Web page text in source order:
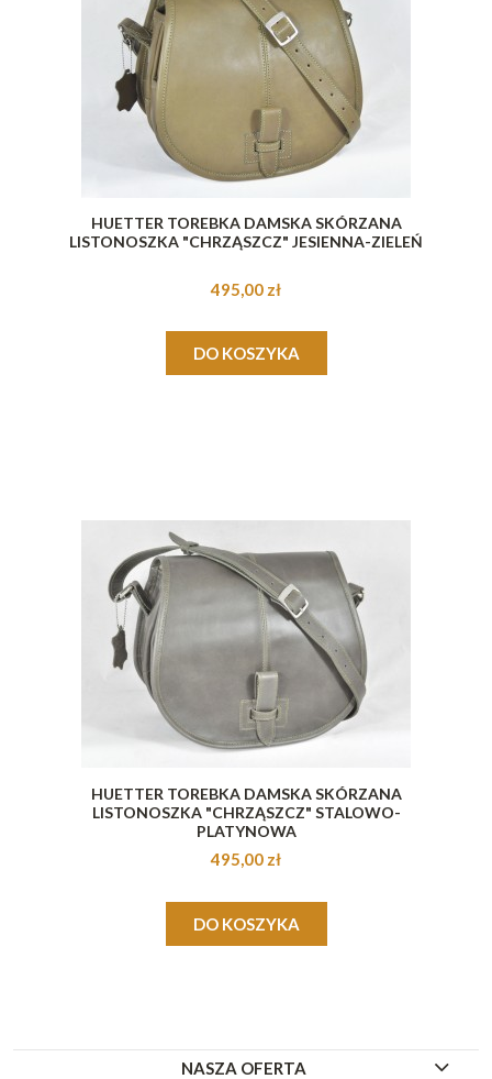
HUETTER TOREBKA DAMSKA SKÓRZANA
LISTONOSZKA "CHRZĄSZCZ" JESIENNA-ZIELEŃ
495,00 zł
DO KOSZYKA
HUETTER TOREBKA DAMSKA SKÓRZANA
LISTONOSZKA "CHRZĄSZCZ" STALOWO-
PLATYNOWA
495,00 zł
DO KOSZYKA
NASZA OFERTA